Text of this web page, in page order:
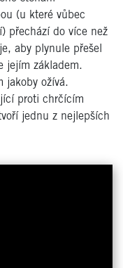
(u které vůbec
přechází do více než
aby plynule přešel
jejím základem.
jakoby ožívá.
proti chrčícím
jednu z nejlepších